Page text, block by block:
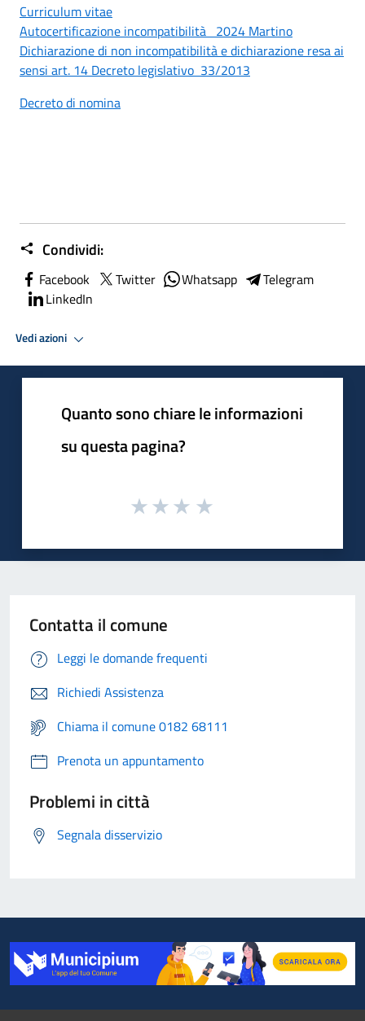
Curriculum vitae
Autocertificazione incompatibilità 2024 Martino
Dichiarazione di non incompatibilità e dichiarazione resa ai
sensi art. 14 Decreto legislativo 33/2013
Decreto di nomina
Condividi:
Facebook Twitter Whatsapp
Telegram
LinkedIn
Vedi azioni
Quanto sono chiare le informazioni
su questa pagina?
Contatta il comune
Leggi le domande frequenti
Richiedi Assistenza
Chiama il comune 0182 68111
Prenota un appuntamento
Problemi in città
Segnala disservizio